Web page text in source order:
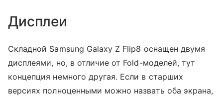
Дисплеи
Складной Samsung Galaxy Z Flip8 оснащен двумя
дисплеями, но, в отличие от Fold-моделей, тут
концепция немного другая. Если в старших
версиях полноценными можно назвать оба экрана,